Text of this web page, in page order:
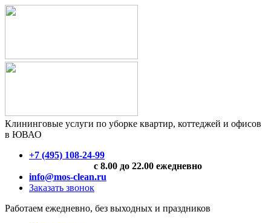
Клининговые услуги по уборке квартир, коттеджей и офисов
в ЮВАО
+7 (495) 108-24-99
с 8.00 до 22.00 ежедневно
info@mos-clean.ru
Заказать звонок
Работаем ежедневно, без выходных и праздников